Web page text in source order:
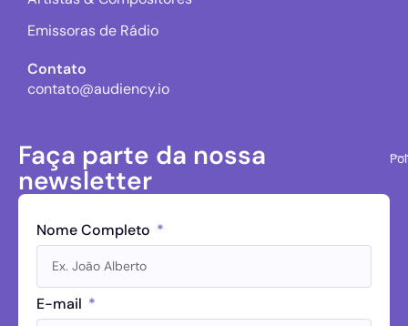
Emissoras de Rádio
Contato
contato@audiency.io
Faça parte da nossa
newsletter
Nome Completo
E-mail